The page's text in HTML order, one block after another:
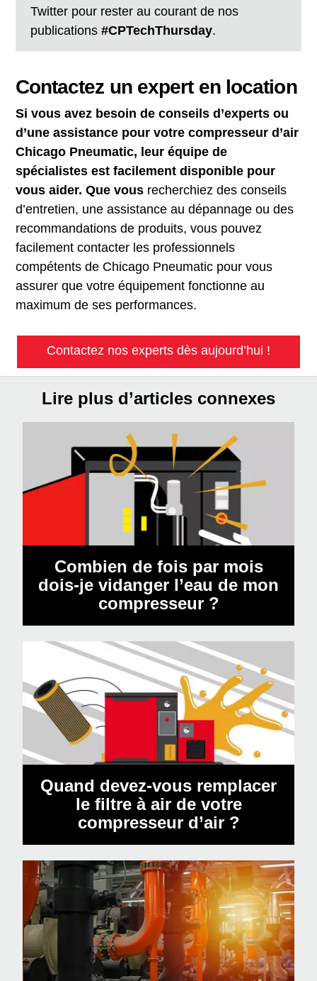
Twitter pour rester au courant de nos
publications#CPTechThursday.
Contactez un expert en location
Si vous avez besoin de conseils d’experts ou
d’une assistance pour votre compresseur d’air
Chicago Pneumatic, leur équipe de
spécialistes est facilement disponible pour
vous aider. Que vousrecherchiez des conseils
d’entretien, une assistance au dépannage ou des
recommandations de produits, vous pouvez
facilement contacter les professionnels
compétents de Chicago Pneumatic pour vous
assurer que votre équipement fonctionne au
maximum de ses performances.
Contactez nos experts dès aujourd’hui !
Lire plus d’articles connexes
Combien de fois par mois
dois-je vidanger l’eau de mon
compresseur ?
Quand devez-vous remplacer
le filtre à air de votre
compresseur d’air ?